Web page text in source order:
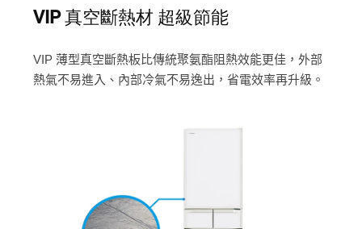
VIP 真空斷熱材 超級節能
VIP 薄型真空斷熱板比傳統聚氨酯阻熱效能更佳，外部
熱氣不易進入、內部冷氣不易逸出，省電效率再升級。